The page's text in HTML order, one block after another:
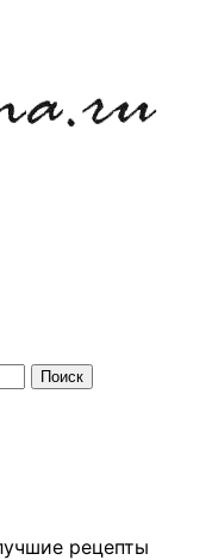
рецепты